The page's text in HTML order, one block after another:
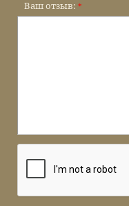
Ваш отзыв: *